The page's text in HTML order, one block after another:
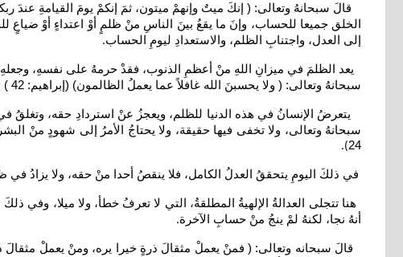
الخلق جميعا للحساب، وإنَ ما يقعُ بينَ الناسِ منْ ظلمٍ أوْ اعتداءٍ أوْ ضياعٍ
إلى العدل، واجتنابِ الظلم، والاستعدادِ ليومِ الحساب.
يعد الظلمَ في ميزانِ اللهِ منْ أعظمِ الذنوب، فقدْ حرمهُ على نفسهِ،
سبحانهُ وتعالى: ( ولا يحسبنَ الله غافلاً عما يعملُ الظالمون) (إبراهيم: 42 ) ، فاللهُ لا يغفل، ولا ينسى، ولكنْ يؤخرُ الحساب لحكمة، حتى إذا جاءَ يومُ القيامة، أخذَ كلّ حقٍ لأهلهِ دونَ نقصان
يتعرضُ الإنسانُ في هذه الدنيا للظلم، ويعجزُ عنْ استردادِ حقه، وتغلقُ
سبحانهُ وتعالى، ولا تخفى فيها حقيقة، ولا يحتاجُ الأمرُ إلى شهودٍ منْ
24
).
في ذلكَ اليومِ يتحققُ العدلُ الكامل، فلا ينقصُ أحدا منْ حقه، ولا يزادُ في
هنا تتجلى العدالةُ الإلهيةُ المطلقةُ، التي لا تعرفُ خطأ، ولا ميلا، وفي
أنهُ نجا، لكنهُ لمْ ينجُ منْ حسابِ الآخرة.